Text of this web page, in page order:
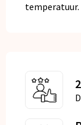
temperatuur.